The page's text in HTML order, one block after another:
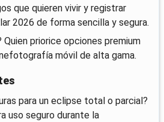
que quieren vivir y registrar
2026 de forma sencilla y segura.
priorice opciones premium
móvil de alta gama.
para un eclipse total o parcial?
uso seguro durante la